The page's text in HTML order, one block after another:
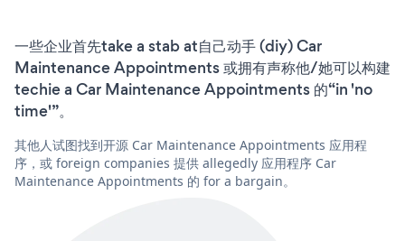
一些企业首先take a stab at自己动手 (diy) Car
Maintenance Appointments 或拥有声称他/她可以构建
techie a Car Maintenance Appointments 的“in 'no
time'”。
其他人试图找到开源 Car Maintenance Appointments 应用程
序，或 foreign companies 提供 allegedly 应用程序 Car
Maintenance Appointments 的 for a bargain。